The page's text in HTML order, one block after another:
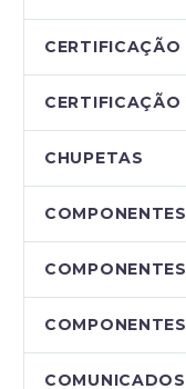
CERTIFICAÇÃO
CHUPETAS
COMUNICADOS